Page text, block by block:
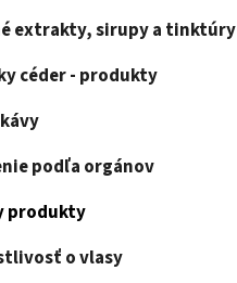
extrakty, sirupy a tinktúry
céder - produkty
podľa orgánov
produkty
o vlasy